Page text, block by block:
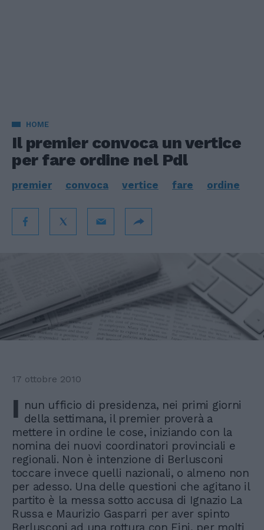
HOME
Il premier convoca un vertice
per fare ordine nel Pdl
premier convoca vertice fare ordine
17 ottobre 2010
I nun ufficio di presidenza, nei primi giorni
della settimana, il premier proverà a
mettere in ordine le cose, iniziando con la
nomina dei nuovi coordinatori provinciali e
regionali. Non è intenzione di Berlusconi
toccare invece quelli nazionali, o almeno non
per adesso. Una delle questioni che agitano il
partito è la messa sotto accusa di Ignazio La
Russa e Maurizio Gasparri per aver spinto